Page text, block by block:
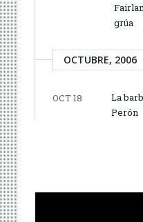
grúa
OCTUBRE, 2006
OCT 18
La
Perón